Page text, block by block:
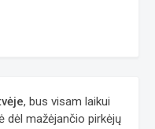
, bus visam laikui
dėl mažėjančio pirkėjų